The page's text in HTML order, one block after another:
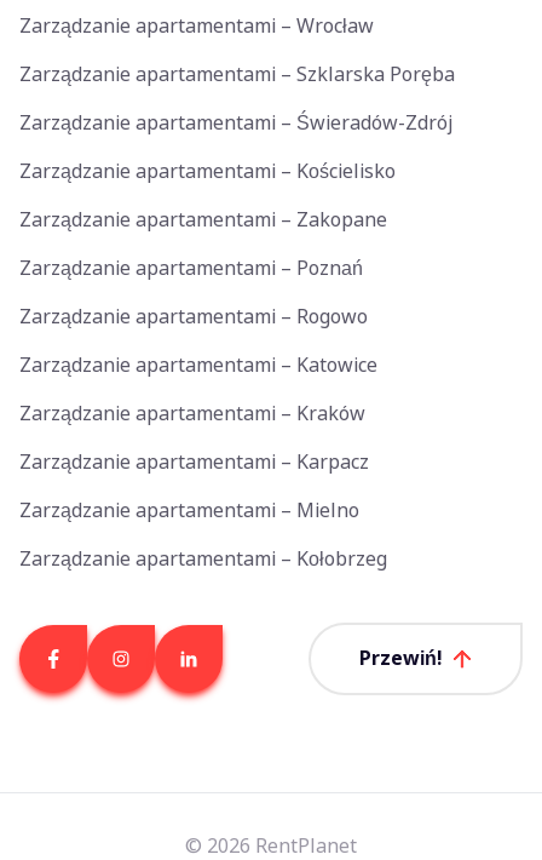
Zarządzanie apartamentami – Wrocław
Zarządzanie apartamentami – Szklarska Poręba
Zarządzanie apartamentami – Świeradów-Zdrój
Zarządzanie apartamentami – Kościelisko
Zarządzanie apartamentami – Zakopane
Zarządzanie apartamentami – Poznań
Zarządzanie apartamentami – Rogowo
Zarządzanie apartamentami – Katowice
Zarządzanie apartamentami – Kraków
Zarządzanie apartamentami – Karpacz
Zarządzanie apartamentami – Mielno
Zarządzanie apartamentami – Kołobrzeg
Przewiń!
© 2026 RentPlanet